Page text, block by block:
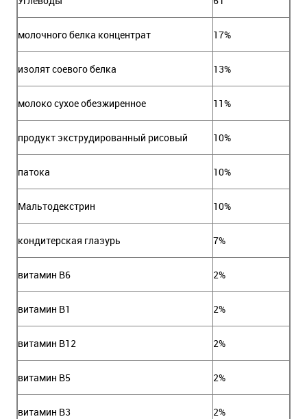
молочного белка концентрат 17%
изолят соевого белка 13%
молоко сухое обезжиренное 11%
продукт экструдированный рисовый 10%
патока 10%
Мальтодекстрин 10%
кондитерская глазурь 7%
витамин В6 2%
витамин В1 2%
витамин В12 2%
витамин В5 2%
витамин В3 2%